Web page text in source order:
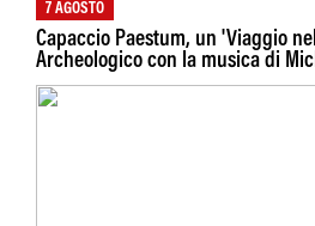
7 AGOSTO
Capaccio Paestum, un 'Viaggio
Archeologico con la musica di